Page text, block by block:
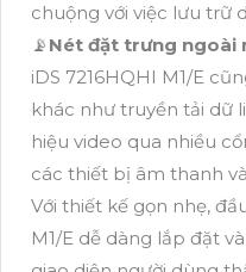
chuộng với việc lưu trữ
📡 Nét đặt trưng ngoài
iDS 7216HQHI M1/E
khác như truyền tải dữ
hiệu video qua nhiều
các thiết bị âm thanh
Với thiết kế gọn nhẹ,
M1/E dễ dàng lắp đặt